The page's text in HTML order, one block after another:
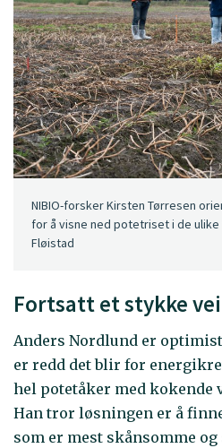
NIBIO-forsker Kirsten Tørresen
for å visne ned potetriset i de
Fløistad
Fortsatt et stykke vei
Anders Nordlund er
er redd det blir for
hel potetåker med kokende
Han tror løsningen er å
som er mest skånsomme